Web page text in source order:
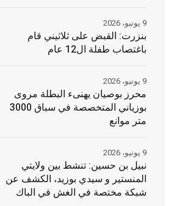
بنزرت: القبض على ثلاثيني قام
باغتصاب طفلة ال12 عام
9 يونيو، 2026
محرز بوصيان يهنىء البطلة مروى
بوزياني المتخصصة في سباق 3000
متر موانع
9 يونيو، 2026
نبيل بن حسين: تنشط بين ولايتي
المنستير و سيدي بوزيد، الكشف عن
شبكة مختصة في الغش في الباك
9 يونيو، 2026